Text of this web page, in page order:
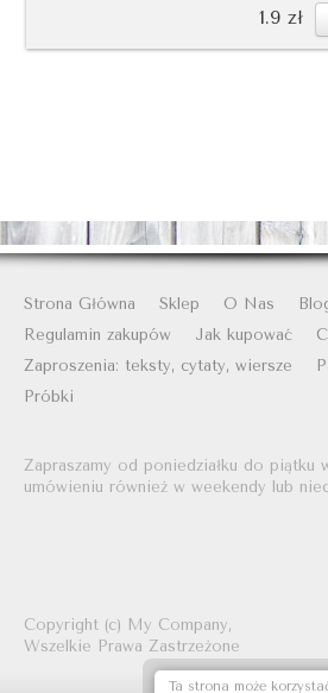
1.9zł
Strona Główna Sklep O Nas
Regulamin zakupów
Jak kupować
Zaproszenia: teksty, cytaty, wiersze
Próbki
Zapraszamy od poniedziałku do piątku
umówieniu również w weekendy lub
Copyright (c) My Company,
Wszelkie Prawa Zastrzeżone
Ta strona może